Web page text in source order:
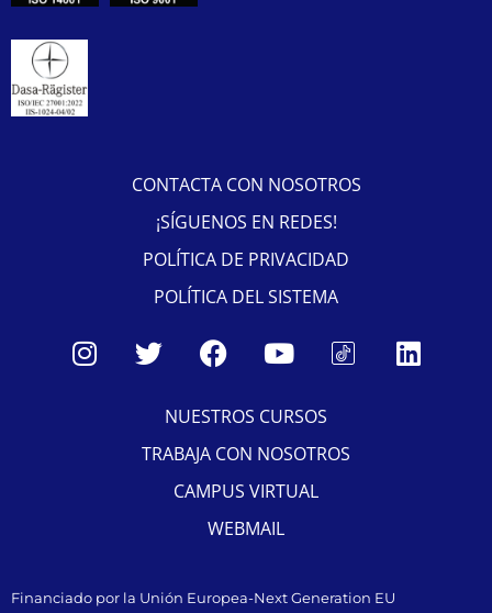
CONTACTA CON NOSOTROS
¡SÍGUENOS EN REDES!
POLÍTICA DE PRIVACIDAD
POLÍTICA DEL SISTEMA
NUESTROS CURSOS
TRABAJA CON NOSOTROS
CAMPUS VIRTUAL
WEBMAIL
Financiado por la Unión Europea-Next Generation EU